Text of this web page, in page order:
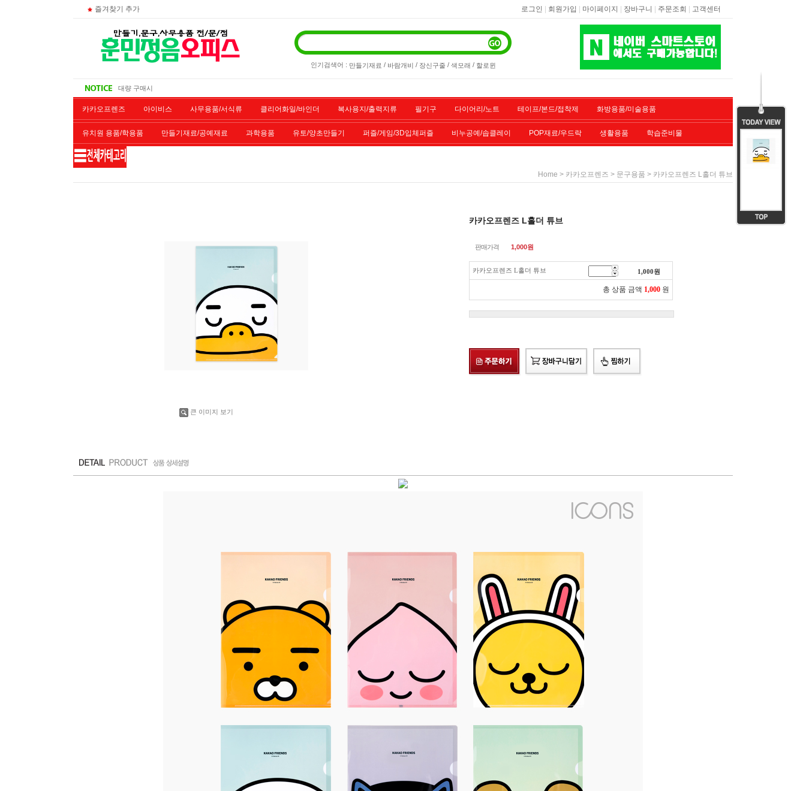
즐겨찾기 추가 로그인 | 회원가입 | 마이페이지 | 장바구니 | 주문조회 | 고객센터
인기검색어 : 만들기재료 / 바람개비 / 장신구줄 / 색모래 / 할로윈
주문 조회
무통장 입금시
대량 구매시
카카오프렌즈 아이비스 사무용품/서식류 클리어화일/바인더 복사용지/출력지류 필기구 다이어리/노트 테이프/본드/접착제 화방용품/미술용품
유치원 용품/학용품 만들기재료/공예재료 과학용품 유토/양초만들기 퍼즐/게임/3D입체퍼즐 비누공예/솝클레이 POP재료/우드락 생활용품 학습준비물
재단/제본/코팅
Home > 카카오프렌즈 > 문구용품 > 카카오프렌즈 L홀더 튜브
큰 이미지 보기
카카오프렌즈 L홀더 튜브
판매가격 1,000원
카카오프렌즈 L홀더 튜브 1,000원
총 상품 금액 1,000 원